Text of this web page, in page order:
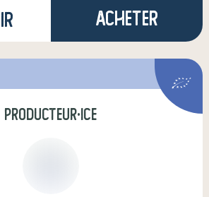
Acheter
producteur·ice